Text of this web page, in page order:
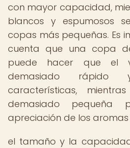
con mayor capacidad,
blancos y espumosos
copas más pequeñas. Es
cuenta que una copa
puede hacer que el
demasiado
características,
demasiado pequeña
apreciación de los aromas
el tamaño y la